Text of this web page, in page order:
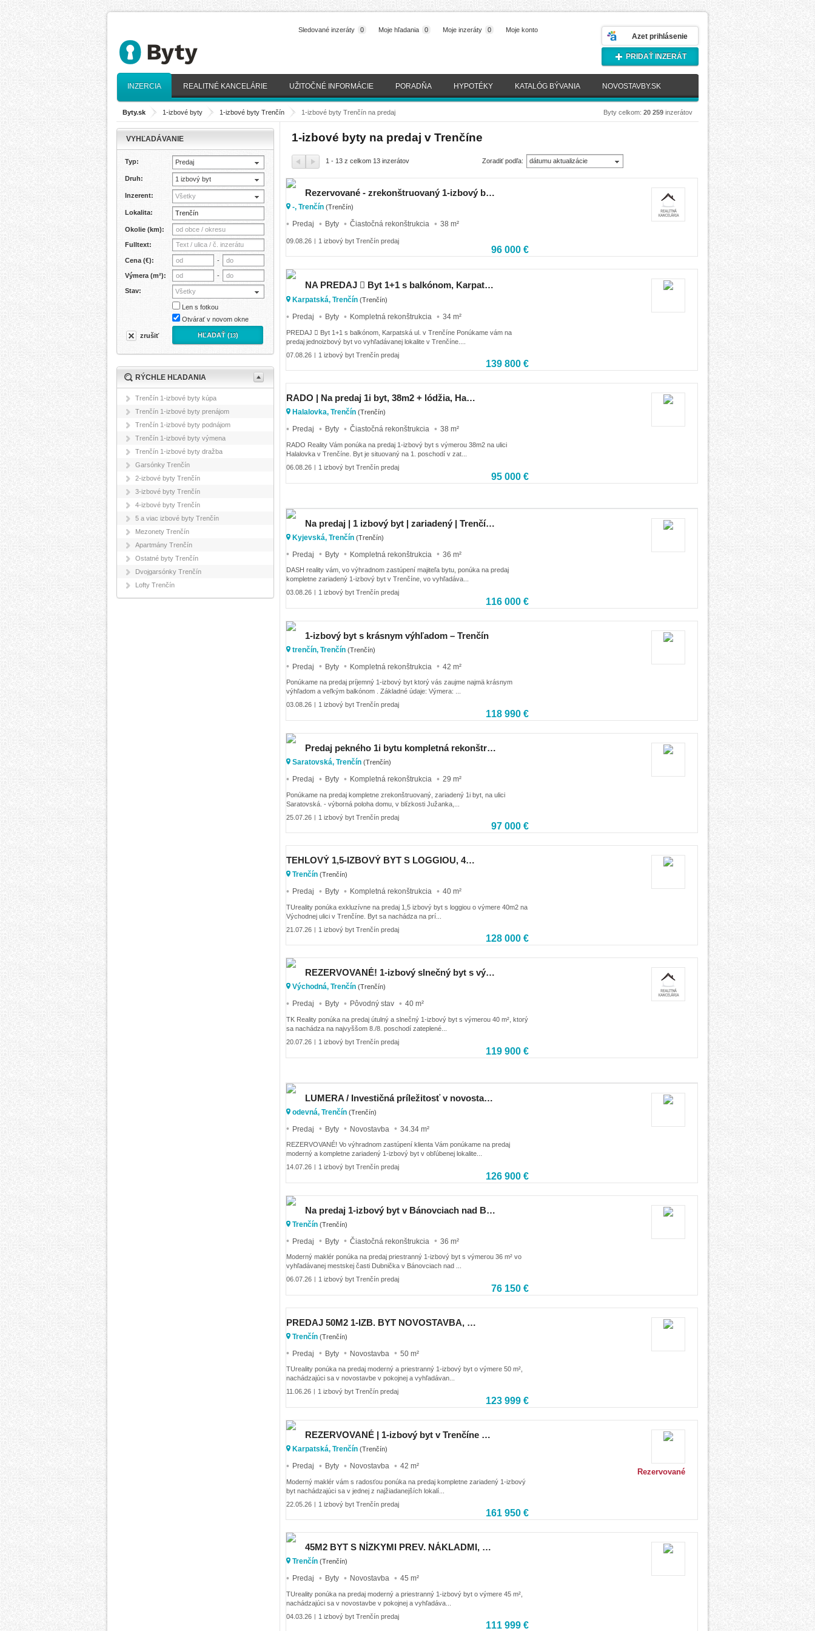
Azet prihlásenie
Moje konto
Moje inzeráty 0
Moje hľadania 0
Sledované inzeráty 0
PRIDAŤ INZERÁT
INZERCIA REALITNÉ KANCELÁRIE UŽITOČNÉ INFORMÁCIE PORADŇA HYPOTÉKY KATALÓG BÝVANIA NOVOSTAVBY.SK
Byty.sk > 1-izbové byty > 1-izbové byty Trenčín > 1-izbové byty Trenčín na predaj Byty celkom: 20 259 inzerátov
1-izbové byty na predaj v Trenčíne
1 - 13 z celkom 13 inzerátov Zoradiť podľa:
dátumu aktualizácie
Rezervované - zrekonštruovaný 1-izbový byt – Trenčín, Sihoť
-, Trenčín (Trenčín)
Predaj Byty Čiastočná rekonštrukcia 38 m²
09.08.26 | 1 izbový byt Trenčín predaj
96 000 €
NA PREDAJ  Byt 1+1 s balkónom, Karpatská ul. v Trenčíne
Karpatská, Trenčín (Trenčín)
Predaj Byty Kompletná rekonštrukcia 34 m²
PREDAJ  Byt 1+1 s balkónom, Karpatská ul. v Trenčíne Ponúkame vám na
predaj jednoizbový byt vo vyhľadávanej lokalite v Trenčíne....
07.08.26 | 1 izbový byt Trenčín predaj
139 800 €
RADO | Na predaj 1i byt, 38m2 + lódžia, Halalovka - Trenčín
Halalovka, Trenčín (Trenčín)
Predaj Byty Čiastočná rekonštrukcia 38 m²
RADO Reality Vám ponúka na predaj 1-izbový byt s výmerou 38m2 na ulici
Halalovka v Trenčíne. Byt je situovaný na 1. poschodí v zat...
06.08.26 | 1 izbový byt Trenčín predaj
95 000 €
Na predaj | 1 izbový byt | zariadený | Trenčín | Kyjevská
Kyjevská, Trenčín (Trenčín)
Predaj Byty Kompletná rekonštrukcia 36 m²
DASH reality vám, vo výhradnom zastúpení majiteľa bytu, ponúka na predaj
kompletne zariadený 1-izbový byt v Trenčíne, vo vyhľadáva...
03.08.26 | 1 izbový byt Trenčín predaj
116 000 €
1-izbový byt s krásnym výhľadom – Trenčín
trenčín, Trenčín (Trenčín)
Predaj Byty Kompletná rekonštrukcia 42 m²
Ponúkame na predaj príjemný 1-izbový byt ktorý vás zaujme najmä krásnym
výhľadom a veľkým balkónom . Základné údaje: Výmera: ...
03.08.26 | 1 izbový byt Trenčín predaj
118 990 €
Predaj pekného 1i bytu kompletná rekonštrukcia,Saratovská, sídlisko JUH Trenčín
Saratovská, Trenčín (Trenčín)
Predaj Byty Kompletná rekonštrukcia 29 m²
Ponúkame na predaj kompletne zrekonštruovaný, zariadený 1i byt, na ulici
Saratovská. - výborná poloha domu, v blízkosti Južanka,...
25.07.26 | 1 izbový byt Trenčín predaj
97 000 €
TEHLOVÝ 1,5-IZBOVÝ BYT S LOGGIOU, 40m2, VÝCHODNÁ ULICA, TRENČÍN
Trenčín (Trenčín)
Predaj Byty Kompletná rekonštrukcia 40 m²
TUreality ponúka exkluzívne na predaj 1,5 izbový byt s loggiou o výmere 40m2 na
Východnej ulici v Trenčíne. Byt sa nachádza na prí...
21.07.26 | 1 izbový byt Trenčín predaj
128 000 €
REZERVOVANÉ! 1-izbový slnečný byt s výmerou 40 m2, Trenčín, Východná
Východná, Trenčín (Trenčín)
Predaj Byty Pôvodný stav 40 m²
TK Reality ponúka na predaj útulný a slnečný 1-izbový byt s výmerou 40 m², ktorý
sa nachádza na najvyššom 8./8. poschodí zateplené...
20.07.26 | 1 izbový byt Trenčín predaj
119 900 €
LUMERA / Investičná príležitosť v novostavbe – 1-izbový byt s parkovacím miestom | Trenčín – Odevná
odevná, Trenčín (Trenčín)
Predaj Byty Novostavba 34.34 m²
REZERVOVANÉ! Vo výhradnom zastúpení klienta Vám ponúkame na predaj
moderný a kompletne zariadený 1-izbový byt v obľúbenej lokalite...
14.07.26 | 1 izbový byt Trenčín predaj
126 900 €
Na predaj 1-izbový byt v Bánovciach nad Bebravou – Sídlisko Dubnička
Trenčín (Trenčín)
Predaj Byty Čiastočná rekonštrukcia 36 m²
Moderný maklér ponúka na predaj priestranný 1-izbový byt s výmerou 36 m² vo
vyhľadávanej mestskej časti Dubnička v Bánovciach nad ...
06.07.26 | 1 izbový byt Trenčín predaj
76 150 €
PREDAJ 50M2 1-IZB. BYT NOVOSTAVBA, TN-OPATOVÁ
Trenčín (Trenčín)
Predaj Byty Novostavba 50 m²
TUreality ponúka na predaj moderný a priestranný 1-izbový byt o výmere 50 m²,
nachádzajúci sa v novostavbe v pokojnej a vyhľadávan...
11.06.26
1 izbový byt Trenčín predaj
123 999 €
REZERVOVANÉ | 1-izbový byt v Trenčíne GreenBay Residence
Karpatská, Trenčín (Trenčín)
Predaj Byty Novostavba 42 m²
Moderný maklér vám s radosťou ponúka na predaj kompletne zariadený 1-izbový
byt nachádzajúci sa v jednej z najžiadanejších lokalí...
22.05.26 | 1 izbový byt Trenčín predaj
161 950 €
Rezervované
45M2 BYT S NÍZKYMI PREV. NÁKLADMI, TN-OPATOVÁ
Trenčín (Trenčín)
Predaj Byty Novostavba 45 m²
TUreality ponúka na predaj moderný a priestranný 1-izbový byt o výmere 45 m²,
nachádzajúci sa v novostavbe v pokojnej a vyhľadáva...
04.03.26 | 1 izbový byt Trenčín predaj
111 999 €
VYHĽADÁVANIE
Typ: Predaj
Druh: 1 izbový byt
Inzerent: Všetky
Lokalita:
Okolie (km):
Fulltext:
Cena (€): -
Výmera (m²): -
Stav: Všetky
Len s fotkou
Otvárať v novom okne
zrušiť HĽADAŤ (13)
RÝCHLE HĽADANIA
Trenčín 1-izbové byty kúpa
Trenčín 1-izbové byty prenájom
Trenčín 1-izbové byty podnájom
Trenčín 1-izbové byty výmena
Trenčín 1-izbové byty dražba
Garsónky Trenčín
2-izbové byty Trenčín
3-izbové byty Trenčín
4-izbové byty Trenčín
5 a viac izbové byty Trenčín
Mezonety Trenčín
Apartmány Trenčín
Ostatné byty Trenčín
Dvojgarsónky Trenčín
Lofty Trenčín